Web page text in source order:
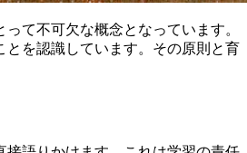
て不可欠な概念となっています。
を認識しています。その原則と育